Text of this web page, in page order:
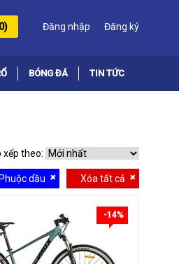
) Đăng nhập Đăng ký
BÓNG ĐÁ TIN TỨC
xếp theo:
Phuộc dầu Xóa tất cả
-14%